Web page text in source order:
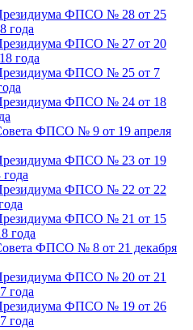
ФПСО № 28 от 25
года
ФПСО № 27 от 20
года
ФПСО № 25 от 7
ФПСО № 24 от 18
ФПСО № 9 от 19 апреля
ФПСО № 23 от 19
года
ФПСО № 22 от 22
ФПСО № 21 от 15
года
ФПСО № 8 от 21 декабря
ФПСО № 20 от 21
года
ФПСО № 19 от 26
года